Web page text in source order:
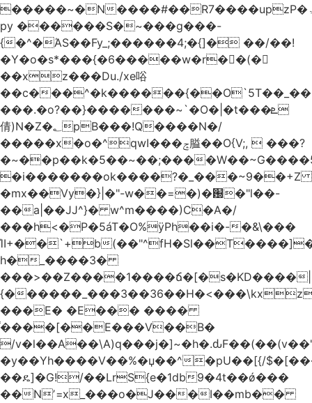
�����~�N����#��R7����upzP�ۃt{�!g����9
py ������S�~���g���-
{�^�ΆS��Fy_;������4;�{]� ��/��!
�Y�o�s*���{�6�����w�r��ٌ(�
��xz���Du./xe唂
��c�
���.�o?��}�������~`�O�|�t���ܧ
倩)N�Z�؂pB���!Q����N�/
�����x�o�^qwI���ݘ膉��O{V;,  ���?
�~��p��k�5��~��;���
�i�������ok����?�_���~9��+Z
�mx��Vy�}|�"-w��=�)�԰�"l��-
��a|��JJ^}� w^m����)C�A�/
���h<�P�5áT�O%ӱPh��i�-�&\���
ΊI+��`+b
h�_����3�
���>��Z����1����ճ�[�s�KD����|
{�
���E� �E��� ����
֫����[��E���V��B�
/
�y��Yh����V��%�џ��^�pU��[{/$�[�
��ዴ]�G!/��LrS{e�1db9�4t��ǿ���
��Nʼ=x_���o�J���I��mb��